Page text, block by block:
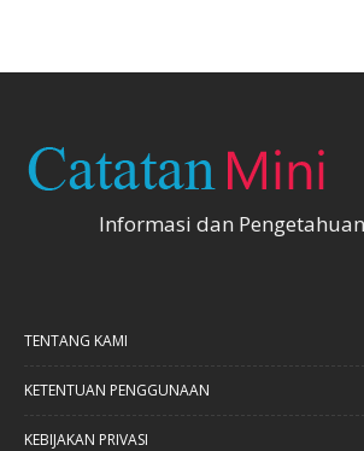
Informasi dan
TENTANG KAMI
KETENTUAN PENGGUNAAN
KEBIJAKAN PRIVASI